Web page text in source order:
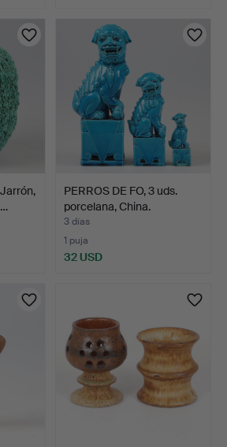
PERROS DE FO, 3 uds.
porcelana, China.
3 días
1 puja
32 USD